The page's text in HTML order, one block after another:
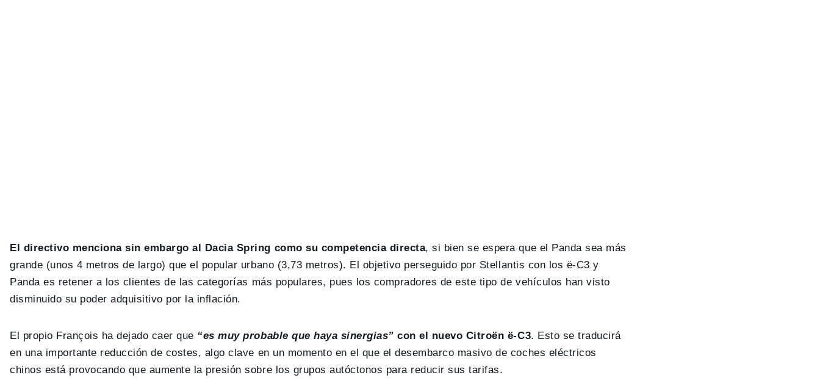
El directivo menciona sin embargo al Dacia Spring como su competencia directa, si bien se espera que el Panda sea más
grande (unos 4 metros de largo) que el popular urbano (3,73 metros). El objetivo perseguido por Stellantis con los ë-C3 y
Panda es retener a los clientes de las categorías más populares, pues los compradores de este tipo de vehículos han visto
disminuido su poder adquisitivo por la inflación.
El propio François ha dejado caer que “es muy probable que haya sinergias” con el nuevo Citroën ë-C3. Esto se traducirá
en una importante reducción de costes, algo clave en un momento en el que el desembarco masivo de coches eléctricos
chinos está provocando que aumente la presión sobre los grupos autóctonos para reducir sus tarifas.